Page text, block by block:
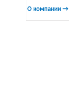
О компании →